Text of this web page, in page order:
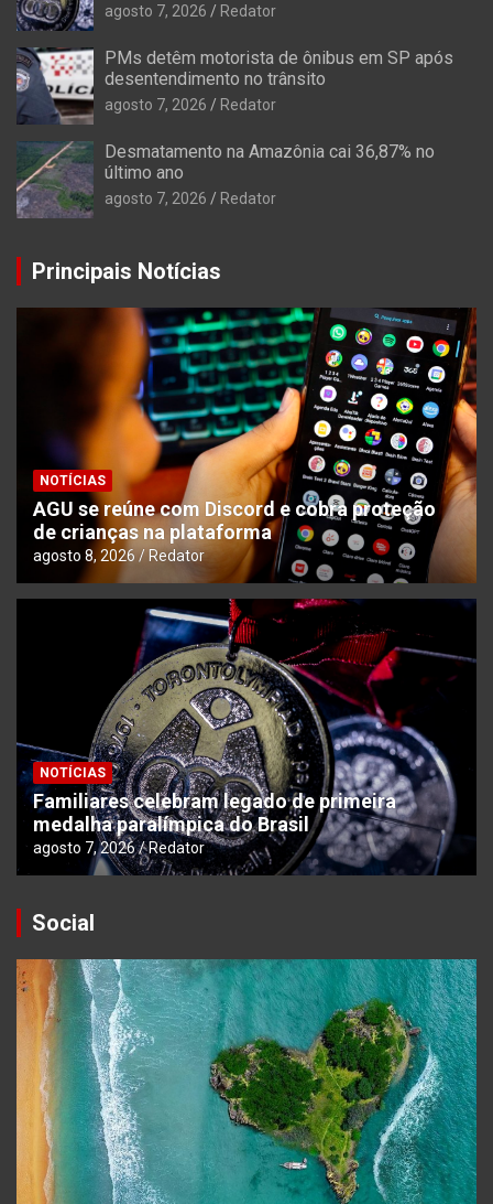
agosto 7, 2026 Redator
PMs detêm motorista de ônibus em SP após
desentendimento no trânsito
agosto 7, 2026 Redator
Desmatamento na Amazônia cai 36,87% no
último ano
agosto 7, 2026 Redator
Principais Notícias
NOTÍCIAS
AGU se reúne com Discord e cobra proteção
de crianças na plataforma
agosto 8, 2026 Redator
NOTÍCIAS
Familiares celebram legado de primeira
medalha paralímpica do Brasil
agosto 7, 2026 Redator
Social